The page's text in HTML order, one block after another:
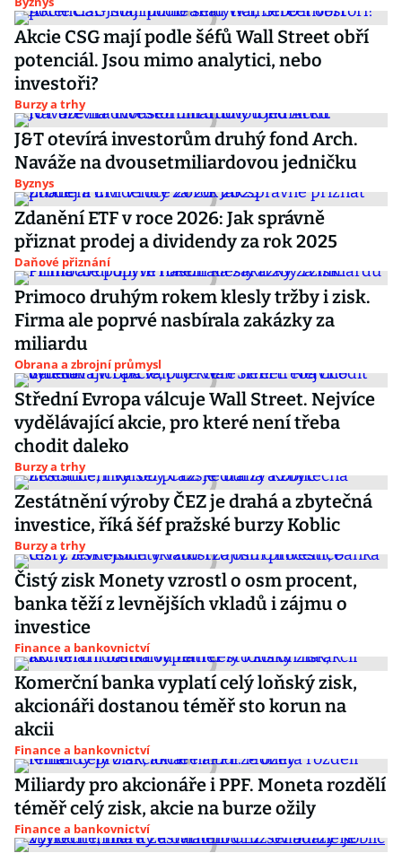
Akcie CSG mají podle šéfů Wall Street obří
potenciál. Jsou mimo analytici, nebo
investoři?
Burzy a trhy
J&T otevírá investorům druhý fond Arch.
Naváže na dvousetmiliardovou jedničku
Byznys
Zdanění ETF v roce 2026: Jak správně
přiznat prodej a dividendy za rok 2025
Daňové přiznání
Primoco druhým rokem klesly tržby i zisk.
Firma ale poprvé nasbírala zakázky za
miliardu
Obrana a zbrojní průmysl
Střední Evropa válcuje Wall Street. Nejvíce
vydělávající akcie, pro které není třeba
chodit daleko
Burzy a trhy
Zestátnění výroby ČEZ je drahá a zbytečná
investice, říká šéf pražské burzy Koblic
Burzy a trhy
Čistý zisk Monety vzrostl o osm procent,
banka těží z levnějších vkladů i zájmu o
investice
Finance a bankovnictví
Komerční banka vyplatí celý loňský zisk,
akcionáři dostanou téměř sto korun na
akcii
Finance a bankovnictví
Miliardy pro akcionáře i PPF. Moneta rozdělí
téměř celý zisk, akcie na burze ožily
Finance a bankovnictví